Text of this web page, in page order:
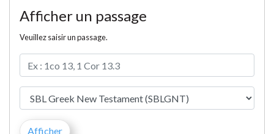
Afficher un passage
Veuillez saisir un passage.